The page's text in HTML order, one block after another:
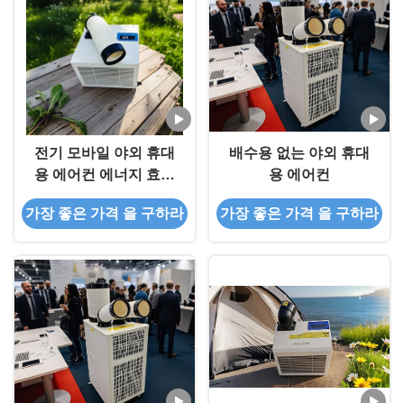
전기 모바일 야외 휴대
용 에어컨 에너지 효율
캠핑 AC 냉각기
가장 좋은 가격 을 구하라
배수용 없는 야외 휴대
용 에어컨
가장 좋은 가격 을 구하라